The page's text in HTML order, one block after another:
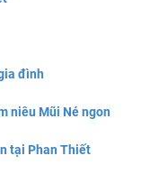
đình
niêu Mũi Né ngon
tại Phan Thiết